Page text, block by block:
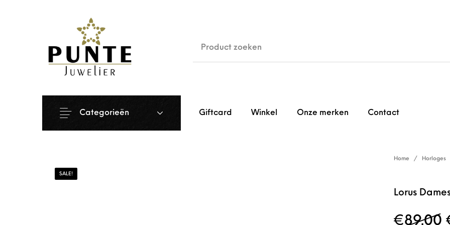
Giftcard Winkel Onze merken Contact
Categorieën
SALE!
Home / Horloges
Lorus
€89.00